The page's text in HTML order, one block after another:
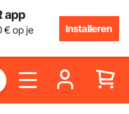
app
€ op je
Installeren